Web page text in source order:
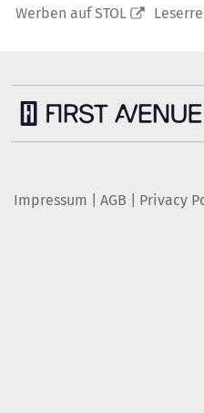
Werben auf STOL
Impressum AGB Privacy